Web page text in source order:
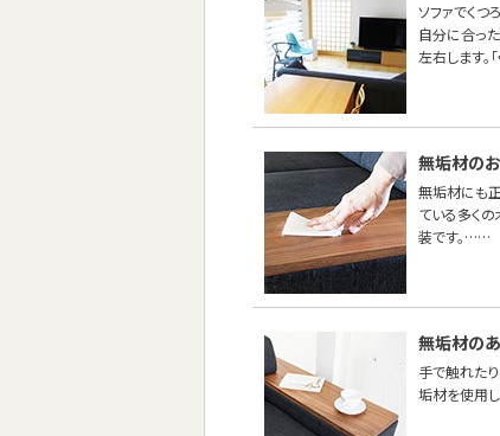
ソファでくつ
自分に合っ
左右します。
無垢材の
無垢材にも
ている多く
装です。……
無垢材の
手で触れた
垢材を使用